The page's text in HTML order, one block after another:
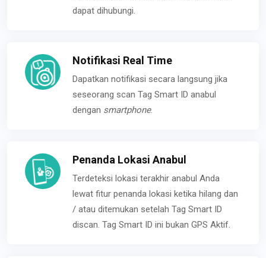
dapat dihubungi.
Notifikasi Real Time
Dapatkan notifikasi secara langsung jika
seseorang scan Tag Smart ID anabul
dengan smartphone.
Penanda Lokasi Anabul
Terdeteksi lokasi terakhir anabul Anda
lewat fitur penanda lokasi ketika hilang dan
/ atau ditemukan setelah Tag Smart ID
discan. Tag Smart ID ini bukan GPS Aktif.